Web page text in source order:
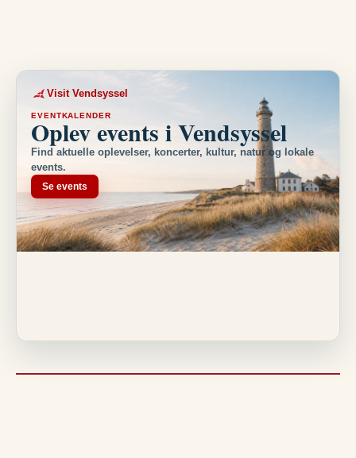
Visit Vendsyssel
EVENTKALENDER
Oplev events i Vendsyssel
Find aktuelle oplevelser, koncerter, kultur, natur og lokale
events.
Se events